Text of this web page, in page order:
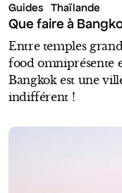
Guides Thaïlande
Que faire à
Entre temples
food omniprésente
Bangkok est une
indifférent !